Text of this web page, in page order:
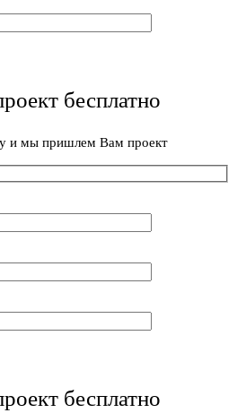
бесплатно
и мы пришлем Вам проект
бесплатно